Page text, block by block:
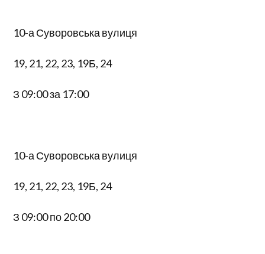
10-а Суворовська вулиця
19, 21, 22, 23, 19Б, 24
З 09:00 за 17:00
10-а Суворовська вулиця
19, 21, 22, 23, 19Б, 24
З 09:00 по 20:00